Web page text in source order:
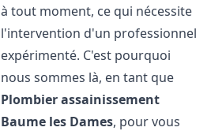
à tout moment, ce qui nécessite
l'intervention d'un professionnel
expérimenté. C'est pourquoi
nous sommes là, en tant que
Plombier assainissement
Baume les Dames, pour vous